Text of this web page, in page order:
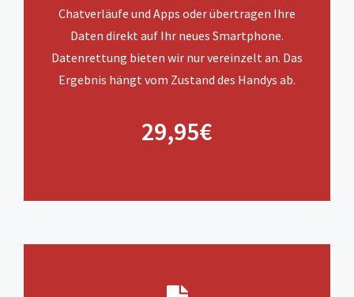
Chatverläufe und Apps oder übertragen Ihre
Daten direkt auf Ihr neues Smartphone.
Datenrettung bieten wir nur vereinzelt an. Das
Ergebnis hängt vom Zustand des Handys ab.
29,95€